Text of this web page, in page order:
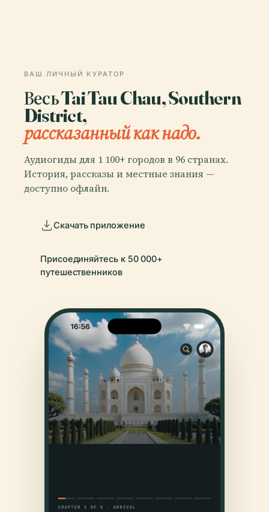
ВАШ ЛИЧНЫЙ КУРАТОР
Весь Tai Tau Chau, Southern
District,
рассказанный как надо.
Аудиогиды для 1 100+ городов в 96 странах.
История, рассказы и местные знания —
доступно офлайн.
Скачать приложение
Присоединяйтесь к 50 000+
путешественников